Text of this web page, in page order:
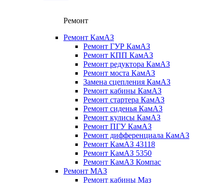
Ремонт
Ремонт КамАЗ
Ремонт ГУР КамАЗ
Ремонт КПП КамАЗ
Ремонт редуктора КамАЗ
Ремонт моста КамАЗ
Замена сцепления КамАЗ
Ремонт кабины КамАЗ
Ремонт стартера КамАЗ
Ремонт сиденья КамАЗ
Ремонт кулисы КамАЗ
Ремонт ПГУ КамАЗ
Ремонт дифференциала КамАЗ
Ремонт КамАЗ 43118
Ремонт КамАЗ 5350
Ремонт КамАЗ Компас
Ремонт МАЗ
Ремонт кабины Маз